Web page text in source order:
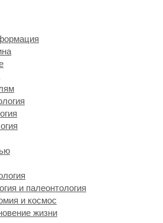
и палеонтология
и космос
жизни